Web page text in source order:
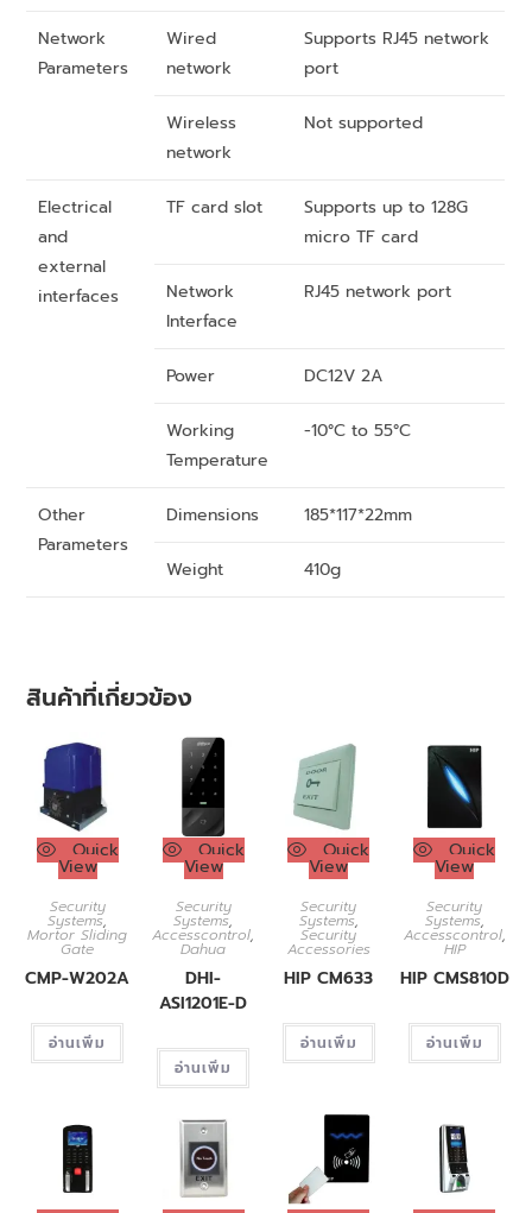
Network
Parameters
Wired
network
Supports RJ45 network
port
Wireless
network
Not supported
Electrical
and
external
interfaces
TF card slot
Supports up to 128G
micro TF card
Network
Interface
RJ45 network port
Power DC12V 2A
Working
Temperature
-10°C to 55°C
Other
Parameters
Dimensions 185*117*22mm
Weight 410g
สินค้าที่เกี่ยวข้อง
Quick
View
Security
Systems,
Mortor Sliding
Gate
CMP-W202A
อ่านเพิ่ม
Quick
View
Security
Systems,
Accesscontrol,
Dahua
DHI-
ASI1201E-D
อ่านเพิ่ม
Quick
View
Security
Systems,
Security
Accessories
HIP CM633
อ่านเพิ่ม
Quick
View
Security
Systems,
Accesscontrol,
HIP
HIP CMS810D
อ่านเพิ่ม